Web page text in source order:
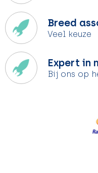
Breed
Veel keuze
Expert in
Bij ons op